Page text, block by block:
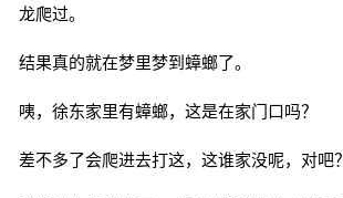
龙爬过。
结果真的就在梦里梦到蟑螂了。
咦，徐东家里有蟑螂，这是在家门口吗？
差不多了会爬进去打这，这谁家没呢，对吧？